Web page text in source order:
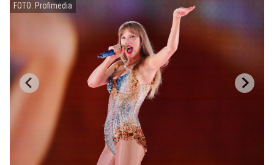
FOTO: Profimedia